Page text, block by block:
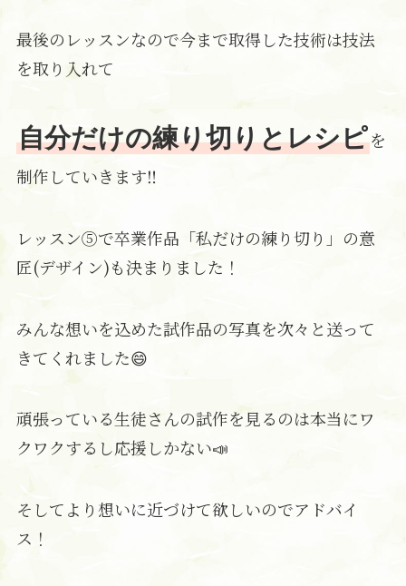
最後のレッスンなので今まで取得した技術は技法
を取り入れて
自分だけの練り切りとレシピを
制作していきます‼
レッスン⑤で卒業作品「私だけの練り切り」の意
匠(デザイン)も決まりました！
みんな想いを込めた試作品の写真を次々と送って
きてくれました😄
頑張っている生徒さんの試作を見るのは本当にワ
クワクするし応援しかない📣
そしてより想いに近づけて欲しいのでアドバイ
ス！